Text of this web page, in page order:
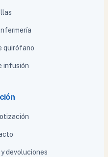
quirófano
infusión
devoluciones